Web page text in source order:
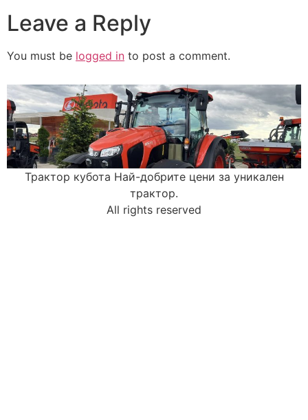
Leave a Reply
You must be logged in to post a comment.
Трактор кубота Най-добрите цени за уникален
трактор.
All rights reserved